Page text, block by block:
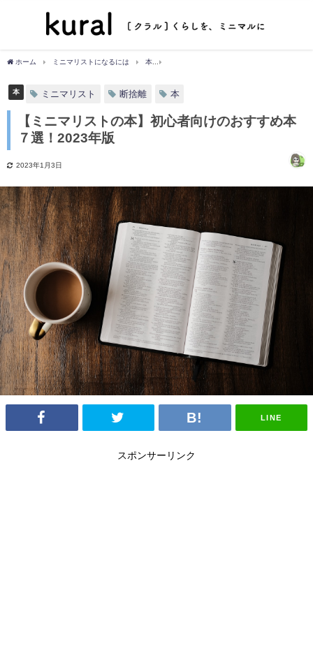
ホーム ミニマリストになるには 本
本 ミニマリスト 断捨離 本
【ミニマリストの本】初心者向けのおすすめ本
７選！2023年版
2023年1月3日
LINE
スポンサーリンク